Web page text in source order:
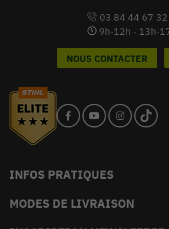
03 84 44 67 32
9h-12h - 13h-
NOUS CONTACTER
INFOS PRATIQUES
Blog
MODES DE LIVRAISON